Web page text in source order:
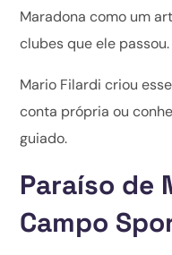
Maradona como um
clubes que ele passou.
Mario Filardi criou
conta própria ou
guiado.
Paraíso de
Campo